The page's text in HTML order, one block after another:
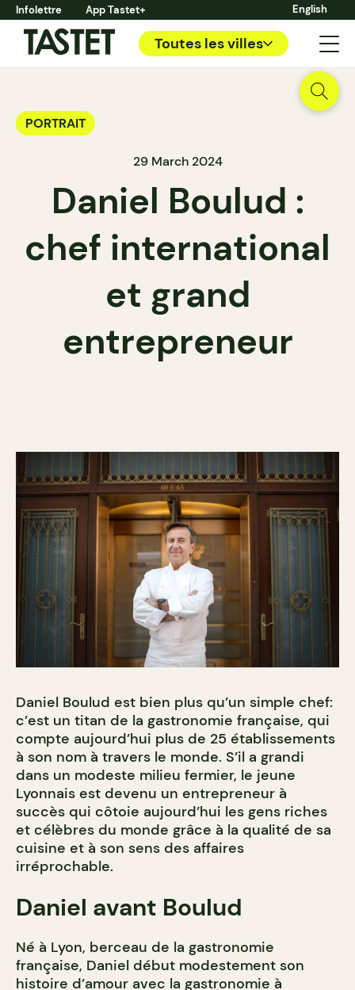
Infolettre App Tastet+ English
Toutes les villes
PORTRAIT
29 March 2024
Daniel Boulud :
chef international
et grand
entrepreneur
Daniel Boulud est bien plus qu’un simple chef:
c’est un titan de la gastronomie française, qui
compte aujourd’hui plus de 25 établissements
à son nom à travers le monde. S’il a grandi
dans un modeste milieu fermier, le jeune
Lyonnais est devenu un entrepreneur à
succès qui côtoie aujourd’hui les gens riches
et célèbres du monde grâce à la qualité de sa
cuisine et à son sens des affaires
irréprochable.
Daniel avant Boulud
Né à Lyon, berceau de la gastronomie
française, Daniel début modestement son
histoire d’amour avec la gastronomie à